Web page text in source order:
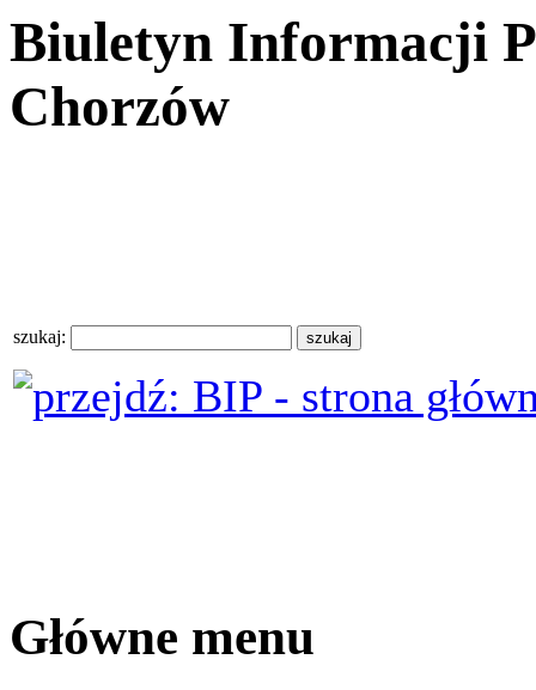
Biuletyn Informacji
Chorzów
szukaj:
Główne menu